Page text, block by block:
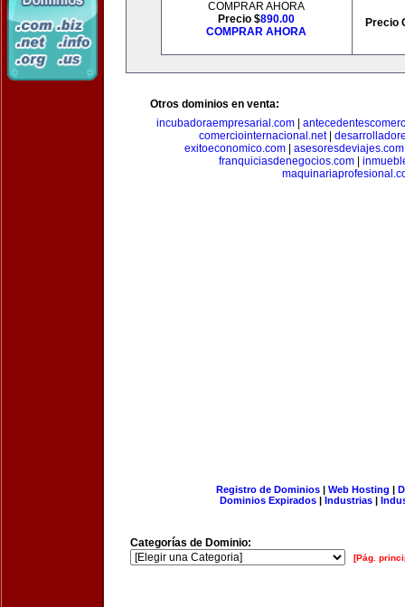
COMPRAR AHORA
Precio $890.00
COMPRAR AHORA
Precio
Otros dominios en venta:
incubadoraempresarial.com
comerciointernacional.net|
exitoeconomico.com| asesoresdeviajes.com
franquiciasdenegocios.com|
Registro de Dominios| Web Hosting |
Dominios Expirados | Industrias |
Categorías de Dominio:
[Pág.